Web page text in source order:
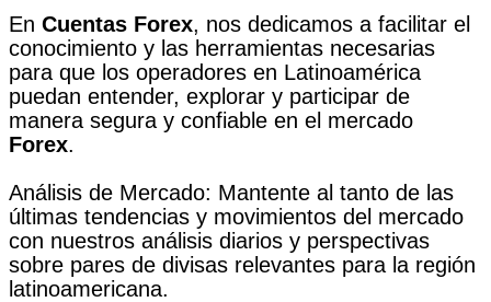
En Cuentas Forex, nos dedicamos a facilitar el
conocimiento y las herramientas necesarias
para que los operadores en Latinoamérica
puedan entender, explorar y participar de
manera segura y confiable en el mercado
Forex.
Análisis de Mercado: Mantente al tanto de las
últimas tendencias y movimientos del mercado
con nuestros análisis diarios y perspectivas
sobre pares de divisas relevantes para la región
latinoamericana.